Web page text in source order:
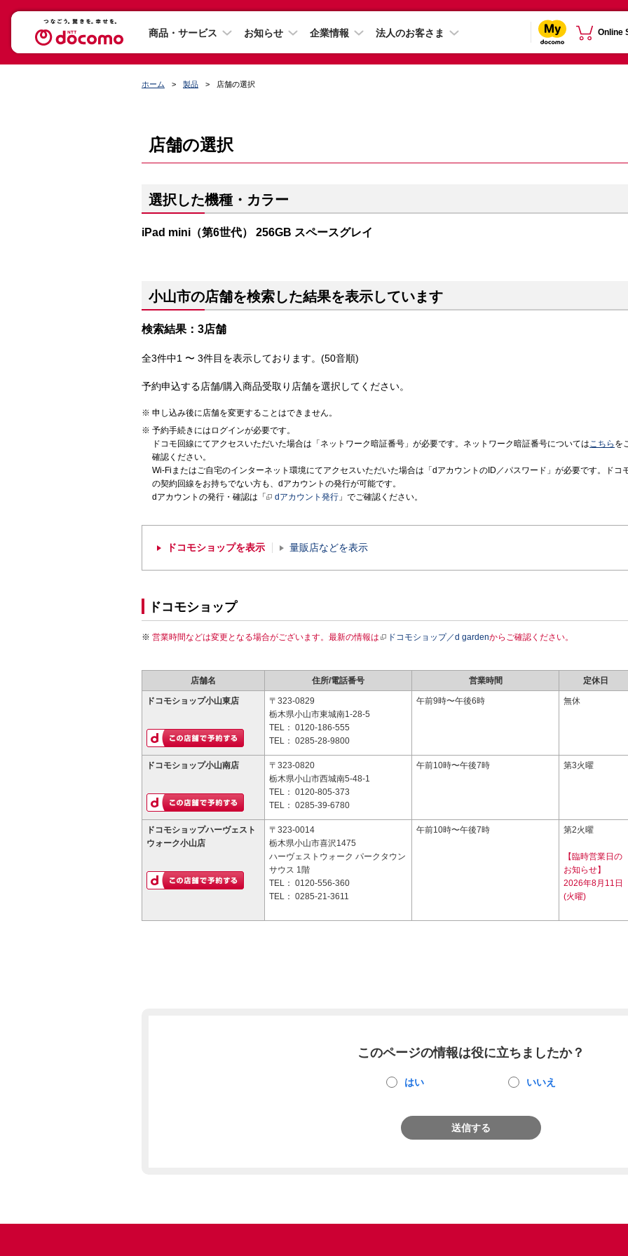
商品・サービス お知らせ 企業情報 法人のお客さま Online
ホーム 製品 店舗の選択
店舗の選択
選択した機種・カラー
iPad mini（第6世代） 256GB スペースグレイ
小山市の店舗を検索した結果を表示しています
検索結果：3店舗
全3件中1 〜 3件目を表示しております。(50音順)
予約申込する店舗/購入商品受取り店舗を選択してください。
申し込み後に店舗を変更することはできません。
予約手続きにはログインが必要です。
ドコモ回線にてアクセスいただいた場合は「ネットワーク暗証番号」が必要です。ネットワーク暗証番号についてはこちら を
確認ください。
Wi-Fiまたはご自宅のインターネット環境にてアクセスいただいた場合は「dアカウントのID／パスワード」が必要です。ドコ
の契約回線をお持ちでない方も、dアカウントの発行が可能です。
dアカウントの発行・確認は「
dアカウント発行 」でご確認ください。
ドコモショップを表示 量販店などを表示
ドコモショップ
営業時間などは変更となる場合がございます。最新の情報は ドコモショップ／d gardenからご確認ください。
店舗名 住所/電話番号 営業時間 定休日
ドコモショップ小山東店
〒323-0829
栃木県小山市東城南1-28-5
TEL： 0120-186-555
TEL： 0285-28-9800
午前9時〜午後6時 無休
ドコモショップ小山南店
〒323-0820
栃木県小山市西城南5-48-1
TEL： 0120-805-373
TEL： 0285-39-6780
午前10時〜午後7時 第3火曜
ドコモショップハーヴェスト
ウォーク小山店
〒323-0014
栃木県小山市喜沢1475
ハーヴェストウォーク パークタウン
サウス 1階
TEL： 0120-556-360
TEL： 0285-21-3611
午前10時〜午後7時 第2火曜
【臨時営業日の
お知らせ】
2026年8月11日
(火曜)
このページの情報は役に立ちましたか？
はい いいえ
送信する